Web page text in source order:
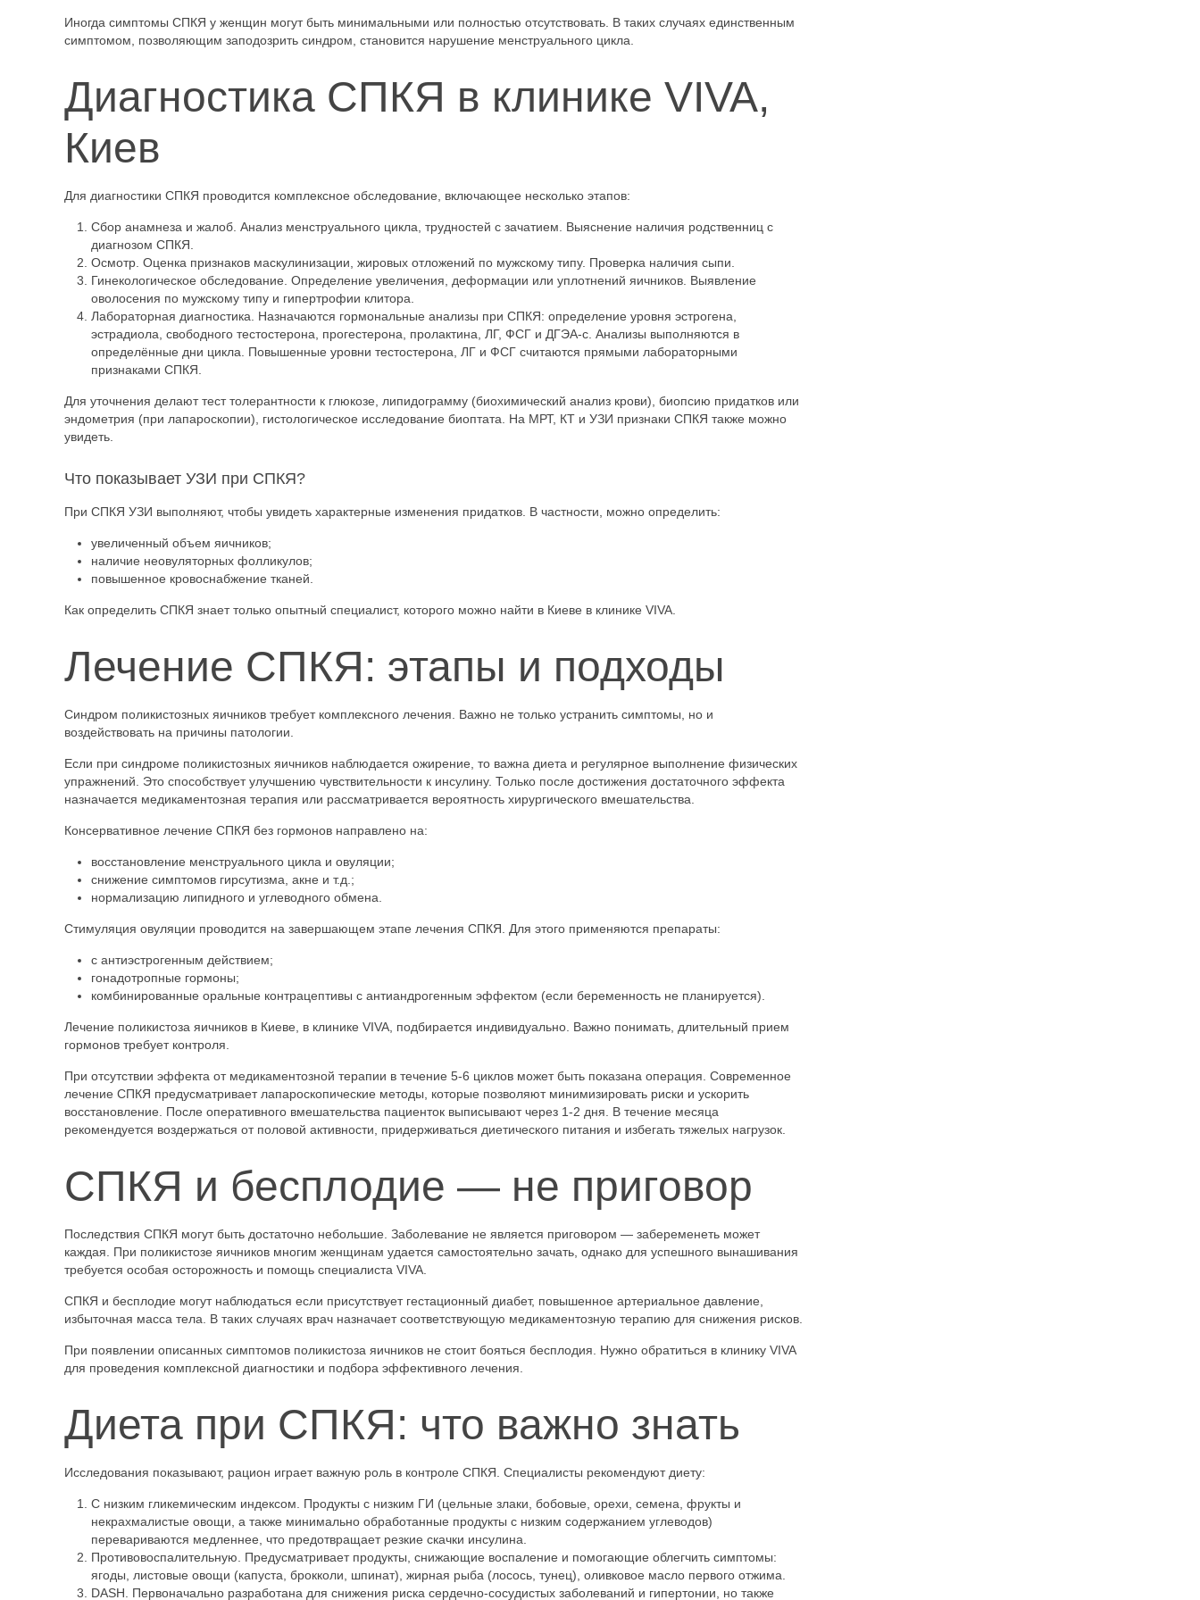
Иногда симптомы СПКЯ у женщин могут быть минимальными или полностью отсутствовать. В таких случаях единственным
симптомом, позволяющим заподозрить синдром, становится нарушение менструального цикла.
Диагностика СПКЯ в клинике VIVA,
Киев
Для диагностики СПКЯ проводится комплексное обследование, включающее несколько этапов:
Сбор анамнеза и жалоб. Анализ менструального цикла, трудностей с зачатием. Выяснение наличия родственниц с
диагнозом СПКЯ.
Осмотр. Оценка признаков маскулинизации, жировых отложений по мужскому типу. Проверка наличия сыпи.
Гинекологическое обследование. Определение увеличения, деформации или уплотнений яичников. Выявление
оволосения по мужскому типу и гипертрофии клитора.
Лабораторная диагностика. Назначаются гормональные анализы при СПКЯ: определение уровня эстрогена,
эстрадиола, свободного тестостерона, прогестерона, пролактина, ЛГ, ФСГ и ДГЭА-с. Анализы выполняются в
определённые дни цикла. Повышенные уровни тестостерона, ЛГ и ФСГ считаются прямыми лабораторными
признаками СПКЯ.
Для уточнения делают тест толерантности к глюкозе, липидограмму (биохимический анализ крови), биопсию придатков или
эндометрия (при лапароскопии), гистологическое исследование биоптата. На МРТ, КТ и УЗИ признаки СПКЯ также можно
увидеть.
Что показывает УЗИ при СПКЯ?
При СПКЯ УЗИ выполняют, чтобы увидеть характерные изменения придатков. В частности, можно определить:
увеличенный объем яичников;
наличие неовуляторных фолликулов;
повышенное кровоснабжение тканей.
Как определить СПКЯ знает только опытный специалист, которого можно найти в Киеве в клинике VIVA.
Лечение СПКЯ: этапы и подходы
Синдром поликистозных яичников требует комплексного лечения. Важно не только устранить симптомы, но и
воздействовать на причины патологии.
Если при синдроме поликистозных яичников наблюдается ожирение, то важна диета и регулярное выполнение физических
упражнений. Это способствует улучшению чувствительности к инсулину. Только после достижения достаточного эффекта
назначается медикаментозная терапия или рассматривается вероятность хирургического вмешательства.
Консервативное лечение СПКЯ без гормонов направлено на:
восстановление менструального цикла и овуляции;
снижение симптомов гирсутизма, акне и т.д.;
нормализацию липидного и углеводного обмена.
Стимуляция овуляции проводится на завершающем этапе лечения СПКЯ. Для этого применяются препараты:
с антиэстрогенным действием;
гонадотропные гормоны;
комбинированные оральные контрацептивы с антиандрогенным эффектом (если беременность не планируется).
Лечение поликистоза яичников в Киеве, в клинике VIVA, подбирается индивидуально. Важно понимать, длительный прием
гормонов требует контроля.
При отсутствии эффекта от медикаментозной терапии в течение 5-6 циклов может быть показана операция. Современное
лечение СПКЯ предусматривает лапароскопические методы, которые позволяют минимизировать риски и ускорить
восстановление. После оперативного вмешательства пациенток выписывают через 1-2 дня. В течение месяца
рекомендуется воздержаться от половой активности, придерживаться диетического питания и избегать тяжелых нагрузок.
СПКЯ и бесплодие — не приговор
Последствия СПКЯ могут быть достаточно небольшие. Заболевание не является приговором — забеременеть может
каждая. При поликистозе яичников многим женщинам удается самостоятельно зачать, однако для успешного вынашивания
требуется особая осторожность и помощь специалиста VIVA.
СПКЯ и бесплодие могут наблюдаться если присутствует гестационный диабет, повышенное артериальное давление,
избыточная масса тела. В таких случаях врач назначает соответствующую медикаментозную терапию для снижения рисков.
При появлении описанных симптомов поликистоза яичников не стоит бояться бесплодия. Нужно обратиться в клинику VIVA
для проведения комплексной диагностики и подбора эффективного лечения.
Диета при СПКЯ: что важно знать
Исследования показывают, рацион играет важную роль в контроле СПКЯ. Специалисты рекомендуют диету:
С низким гликемическим индексом. Продукты с низким ГИ (цельные злаки, бобовые, орехи, семена, фрукты и
некрахмалистые овощи, а также минимально обработанные продукты с низким содержанием углеводов)
перевариваются медленнее, что предотвращает резкие скачки инсулина.
Противовоспалительную. Предусматривает продукты, снижающие воспаление и помогающие облегчить симптомы:
ягоды, листовые овощи (капуста, брокколи, шпинат), жирная рыба (лосось, тунец), оливковое масло первого отжима.
DASH. Первоначально разработана для снижения риска сердечно-сосудистых заболеваний и гипертонии, но также